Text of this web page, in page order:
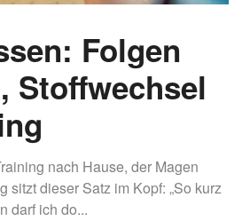
Folgen
Stoffwechsel
nach Hause, der Magen
sitzt dieser Satz im Kopf: „So kurz
darf ich do...